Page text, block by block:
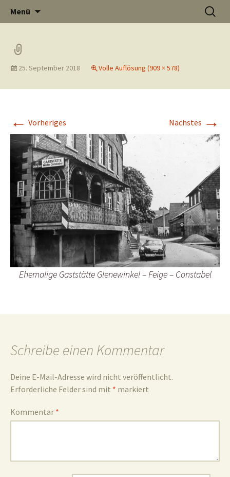
Thüste im
Internet
und
aus
und
Menü
Suchen
nach:
25. September 2018 Volle Auflösung (909 × 578)
← Vorheriges Nächstes →
Ehemalige Gaststätte Glenewinkel – Feige – Constabel
Schreibe einen Kommentar
Deine E-Mail-Adresse wird nicht veröffentlicht.
Erforderliche Felder sind mit * markiert
Kommentar *